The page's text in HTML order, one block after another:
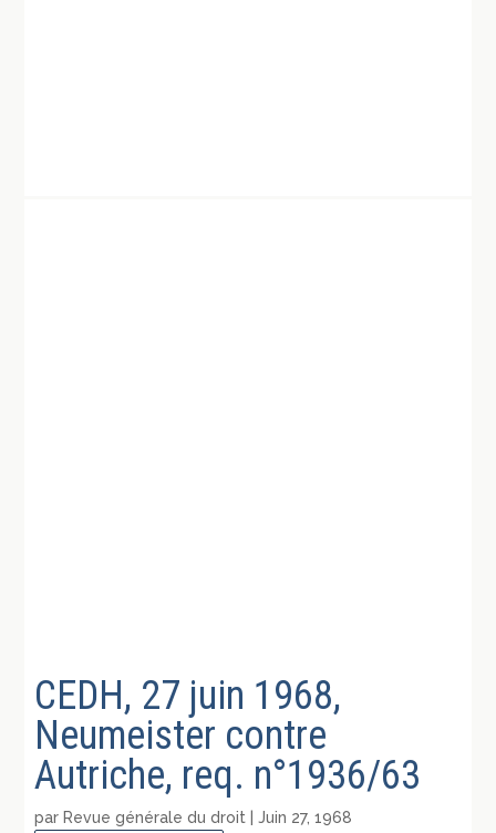
CEDH, 27 juin 1968,
Neumeister contre
Autriche, req. n°1936/63
par Revue générale du droit |Juin 27, 1968